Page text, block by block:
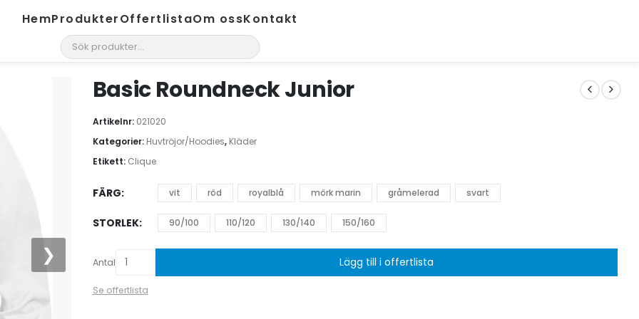
HemProdukterOffertlistaOm ossKontakt
❯
Basic Roundneck Junior
Artikelnr: 021020
Kategorier: Huvtröjor/Hoodies, Kläder
Etikett: Clique
FÄRG vit röd royalblå mörk marin gråmelerad svart
STORLEK 90/100 110/120 130/140 150/160
Antal Lägg till i offertlista
Se offertlista